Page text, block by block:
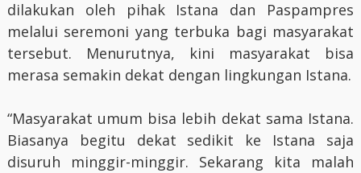
dilakukan oleh pihak Istana dan Paspampres
melalui seremoni yang terbuka bagi masyarakat
tersebut. Menurutnya, kini masyarakat bisa
merasa semakin dekat dengan lingkungan Istana.
“Masyarakat umum bisa lebih dekat sama Istana.
Biasanya begitu dekat sedikit ke Istana saja
disuruh minggir-minggir. Sekarang kita malah